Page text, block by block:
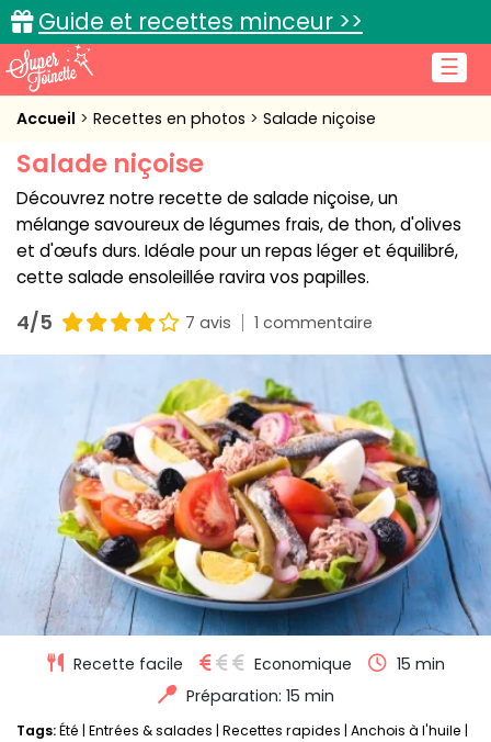
☰
Guide et recettes minceur >>
Accueil
Recettes de cuisine
Cuisine pratique
L'actu cuisine
Connexion
Accueil Recettes en photos Salade niçoise
Salade niçoise
Découvrez notre recette de salade niçoise, un
mélange savoureux de légumes frais, de thon, d'olives
et d'œufs durs. Idéale pour un repas léger et équilibré,
cette salade ensoleillée ravira vos papilles.
4/5 7 avis 1 commentaire
Recette facile Economique
15 min
Préparation: 15 min
Tags:Été Entrées & salades Recettes rapides Anchois à l'huile